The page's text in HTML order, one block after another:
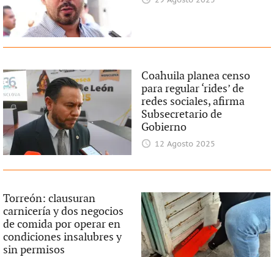
Coahuila planea censo
para regular ‘rides’ de
redes sociales, afirma
Subsecretario de
Gobierno
12 Agosto 2025
Torreón: clausuran
carnicería y dos negocios
de comida por operar en
condiciones insalubres y
sin permisos